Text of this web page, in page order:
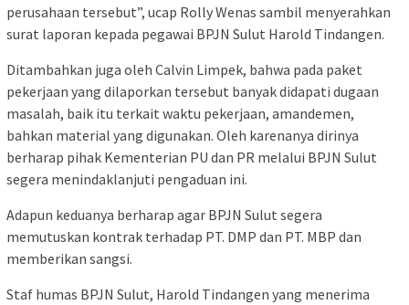
perusahaan tersebut”, ucap Rolly Wenas sambil menyerahkan
surat laporan kepada pegawai BPJN Sulut Harold Tindangen.
Ditambahkan juga oleh Calvin Limpek, bahwa pada paket
pekerjaan yang dilaporkan tersebut banyak didapati dugaan
masalah, baik itu terkait waktu pekerjaan, amandemen,
bahkan material yang digunakan. Oleh karenanya dirinya
berharap pihak Kementerian PU dan PR melalui BPJN Sulut
segera menindaklanjuti pengaduan ini.
Adapun keduanya berharap agar BPJN Sulut segera
memutuskan kontrak terhadap PT. DMP dan PT. MBP dan
memberikan sangsi.
Staf humas BPJN Sulut, Harold Tindangen yang menerima